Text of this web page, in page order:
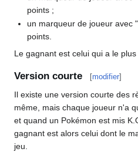
points ;
un marqueur de joueur avec
points.
Le gagnant est celui qui a le plus
Version courte [modifier]
Il existe une version courte des
même, mais chaque joueur n'a
et quand un Pokémon est mis
gagnant est alors celui dont le
jeu.